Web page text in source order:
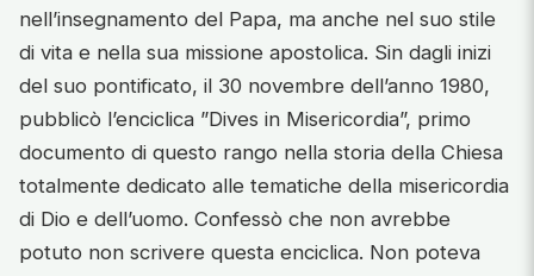
nell’insegnamento del Papa, ma anche nel suo stile
di vita e nella sua missione apostolica. Sin dagli inizi
del suo pontificato, il 30 novembre dell’anno 1980,
pubblicò l’enciclica ”Dives in Misericordia”, primo
documento di questo rango nella storia della Chiesa
totalmente dedicato alle tematiche della misericordia
di Dio e dell’uomo. Confessò che non avrebbe
potuto non scrivere questa enciclica. Non poteva